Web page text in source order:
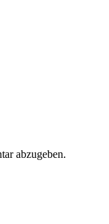
abzugeben.